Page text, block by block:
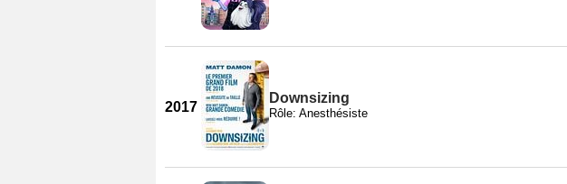
2017
Downsizing
Rôle: Anesthésiste